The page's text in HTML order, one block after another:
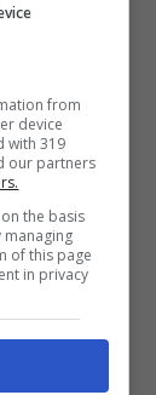
in
di
casi
tunnel
from
device
with 319
our partners
the basis
managing
of this page
in privacy